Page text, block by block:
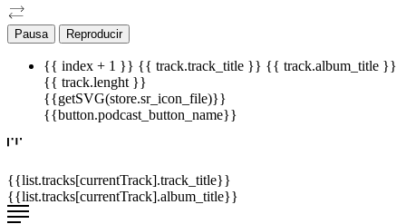
Pausa Reproducir
{{ index + 1 }} {{ track.track_title }} {{ track.album_title }}
{{ track.lenght }}
{{getSVG(store.sr_icon_file)}}
{{button.podcast_button_name}}
{{list.tracks[currentTrack].track_title}}
{{list.tracks[currentTrack].album_title}}